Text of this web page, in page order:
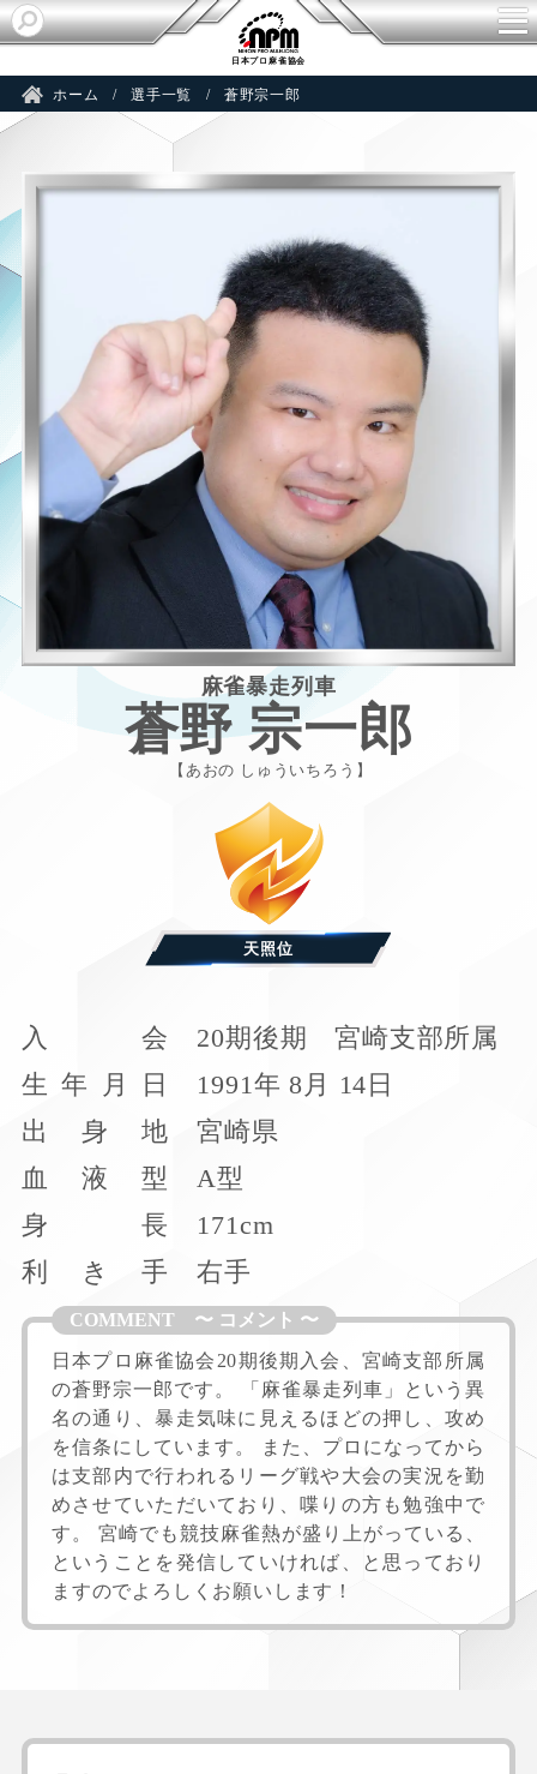
日本プロ麻雀協会
ホーム 選手一覧 蒼野宗一郎
麻雀暴走列車
蒼野 宗一郎
あおの しゅういちろう
入 会
20期後期 宮崎支部所属
生 年 月 日
1991年 8月 14日
出
身 地
宮崎県
血
液 型
A型
身
長
171cm
利
き 手 右手
天照位
日本プロ麻雀協会20期後期入会、宮崎支部所属
の蒼野宗一郎です。 「麻雀暴走列車」という異
名の通り、暴走気味に見えるほどの押し、攻め
を信条にしています。 また、プロになってから
は支部内で行われるリーグ戦や大会の実況を勤
めさせていただいており、喋りの方も勉強中で
す。 宮崎でも競技麻雀熱が盛り上がっている、
ということを発信していければ、と思っており
ますのでよろしくお願いします！